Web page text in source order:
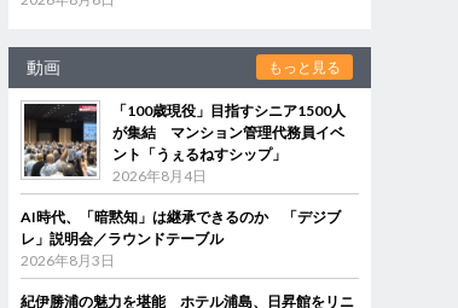
動画 もっと見る
「100歳現役」目指すシニア1500人
が集結 マンション管理代務員イベ
ント「うぇるねすシップ」
2026年8月4日
AI時代、「暗黙知」は継承できるのか 「デジブ
レ」説明会／ラウンドテーブル
2026年8月3日
紀伊勝浦の魅力を堪能 ホテル浦島、日昇館をリニ